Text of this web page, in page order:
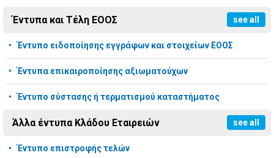
Έντυπα και Τέλη ΕΟΟΣ see all
Έντυπο ειδοποίησης εγγράφων και στοιχείων ΕΟΟΣ
Έντυπα επικαιροποίησης αξιωματούχων
Έντυπο σύστασης ή τερματισμού καταστήματος
Άλλα έντυπα Κλάδου Εταιρειών see all
Έντυπο επιστροφής τελών